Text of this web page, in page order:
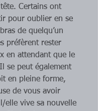
Certains ont
pour oublier en se
de quelqu’un
préfèrent rester
en attendant que le
se peut également
en pleine forme,
de vous avoir
elle vive sa nouvelle